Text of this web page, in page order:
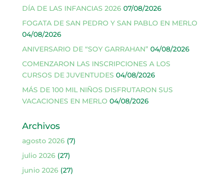
DÍA DE LAS INFANCIAS 2026 07/08/2026
FOGATA DE SAN PEDRO Y SAN PABLO EN MERLO
04/08/2026
ANIVERSARIO DE “SOY GARRAHAN” 04/08/2026
COMENZARON LAS INSCRIPCIONES A LOS
CURSOS DE JUVENTUDES 04/08/2026
MÁS DE 100 MIL NIÑOS DISFRUTARON SUS
VACACIONES EN MERLO 04/08/2026
Archivos
agosto 2026(7)
julio 2026(27)
junio 2026(27)